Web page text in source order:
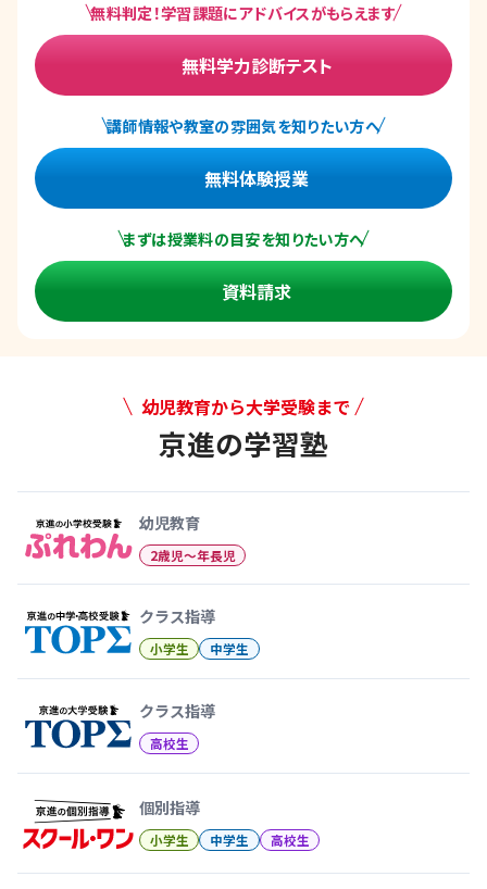
無料判定！学習課題にアドバイスがもらえます
無料学力診断テスト
講師情報や教室の雰囲気を知りたい方へ
無料体験授業
まずは授業料の目安を知りたい方へ
資料請求
幼児教育から大学受験まで
京進の学習塾
幼児教育
2歳児〜年長児
クラス指導
小学生 中学生
クラス指導
高校生
個別指導
小学生 中学生 高校生